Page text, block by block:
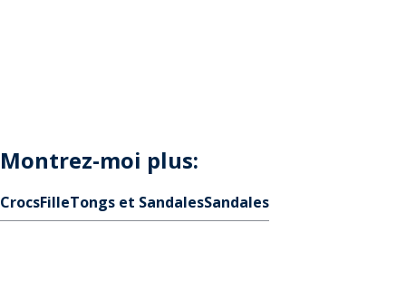
Montrez-moi plus:
CrocsFilleTongs et SandalesSandales